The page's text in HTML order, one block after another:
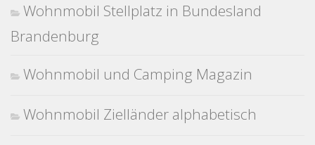
Wohnmobil Stellplatz in Bundesland
Brandenburg
Wohnmobil und Camping Magazin
Wohnmobil Zielländer alphabetisch